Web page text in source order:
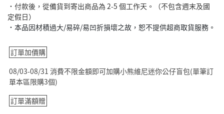
˙付款後，從備貨到寄出商品為 2-5 個工作天。（不包含週末及國
定假日）
˙本品因材積過大/易碎/易凹折損壞之故，恕不提供超商取貨服務。
訂單加價購
08/03-08/31 消費不限金額即可加購小熊維尼迷你公仔盲包(單筆訂
單本區限購3個)
訂單滿額贈